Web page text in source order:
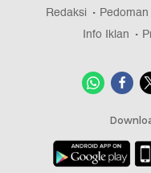
Redaksi
Info Iklan